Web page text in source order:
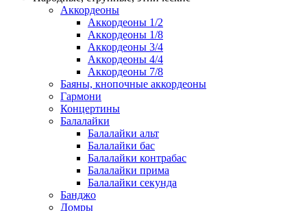
Аккордеоны
Аккордеоны 1/2
Аккордеоны 1/8
Аккордеоны 3/4
Аккордеоны 4/4
Аккордеоны 7/8
Баяны, кнопочные аккордеоны
Гармони
Концертины
Балалайки
Балалайки альт
Балалайки бас
Балалайки контрабас
Балалайки прима
Балалайки секунда
Банджо
Домры